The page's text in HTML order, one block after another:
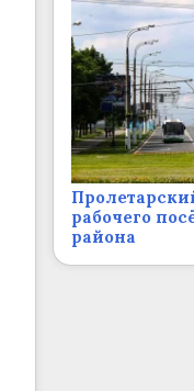
рабочего
района